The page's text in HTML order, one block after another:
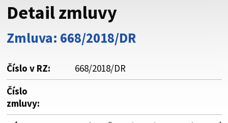
Buďte pozorní a vždy sa uistite, že zdieľate informácie iba
cez zabezpečenú webovú stránku. Zabezpečená stránka
vždy začína https:// pred názvom domény webového sídla.
Detail zmluvy
Zmluva: 668/2018/DR
Číslo v RZ:
668/2018/DR
Číslo
zmluvy: